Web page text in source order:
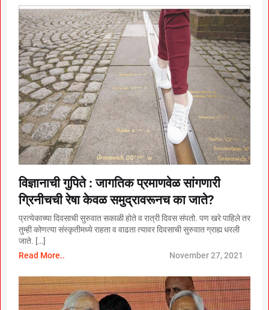
विज्ञानाची गुपिते : जागतिक प्रमाणवेळ सांगणारी
ग्रिनीचची रेषा केवळ समुद्रावरूनच का जाते?
प्रत्येकाच्या दिवसाची सुरुवात सकाळी होते व रात्री दिवस संपतो. पण खरे पाहिले तर
तुम्ही कोणत्या संस्कृतीमध्ये राहता व वाढता त्यावर दिवसाची सुरुवात ग्राह्य धरली
जाते. […]
Read More..
November 27, 2021